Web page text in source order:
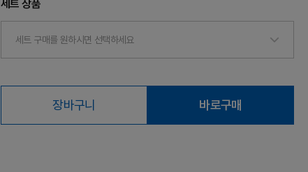
세트 상품
세트 구매를 원하시면 선택하세요
장바구니 바로구매